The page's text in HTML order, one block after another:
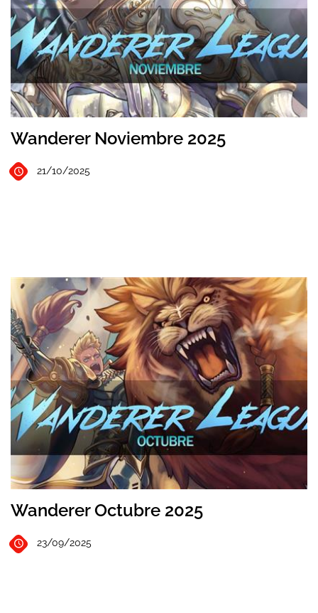
Wanderer Noviembre 2025
21/10/2025
Wanderer Octubre 2025
23/09/2025